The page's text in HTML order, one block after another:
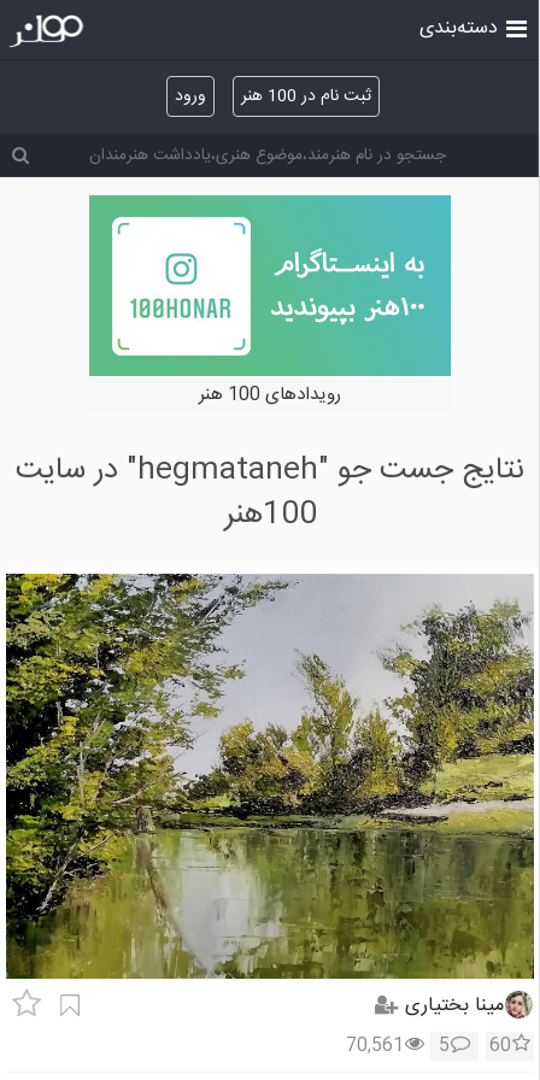
ثبت نام در 100 هنر ورود
دسته‌بندی
رویدادهای 100 هنر
نتایج جست جو "hegmataneh" در سایت
100هنر
مینا بختیاری
60
5
70,561